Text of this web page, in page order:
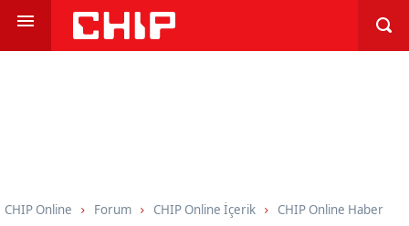
CHIP Online Forum CHIP Online İçerik CHIP Online Haber